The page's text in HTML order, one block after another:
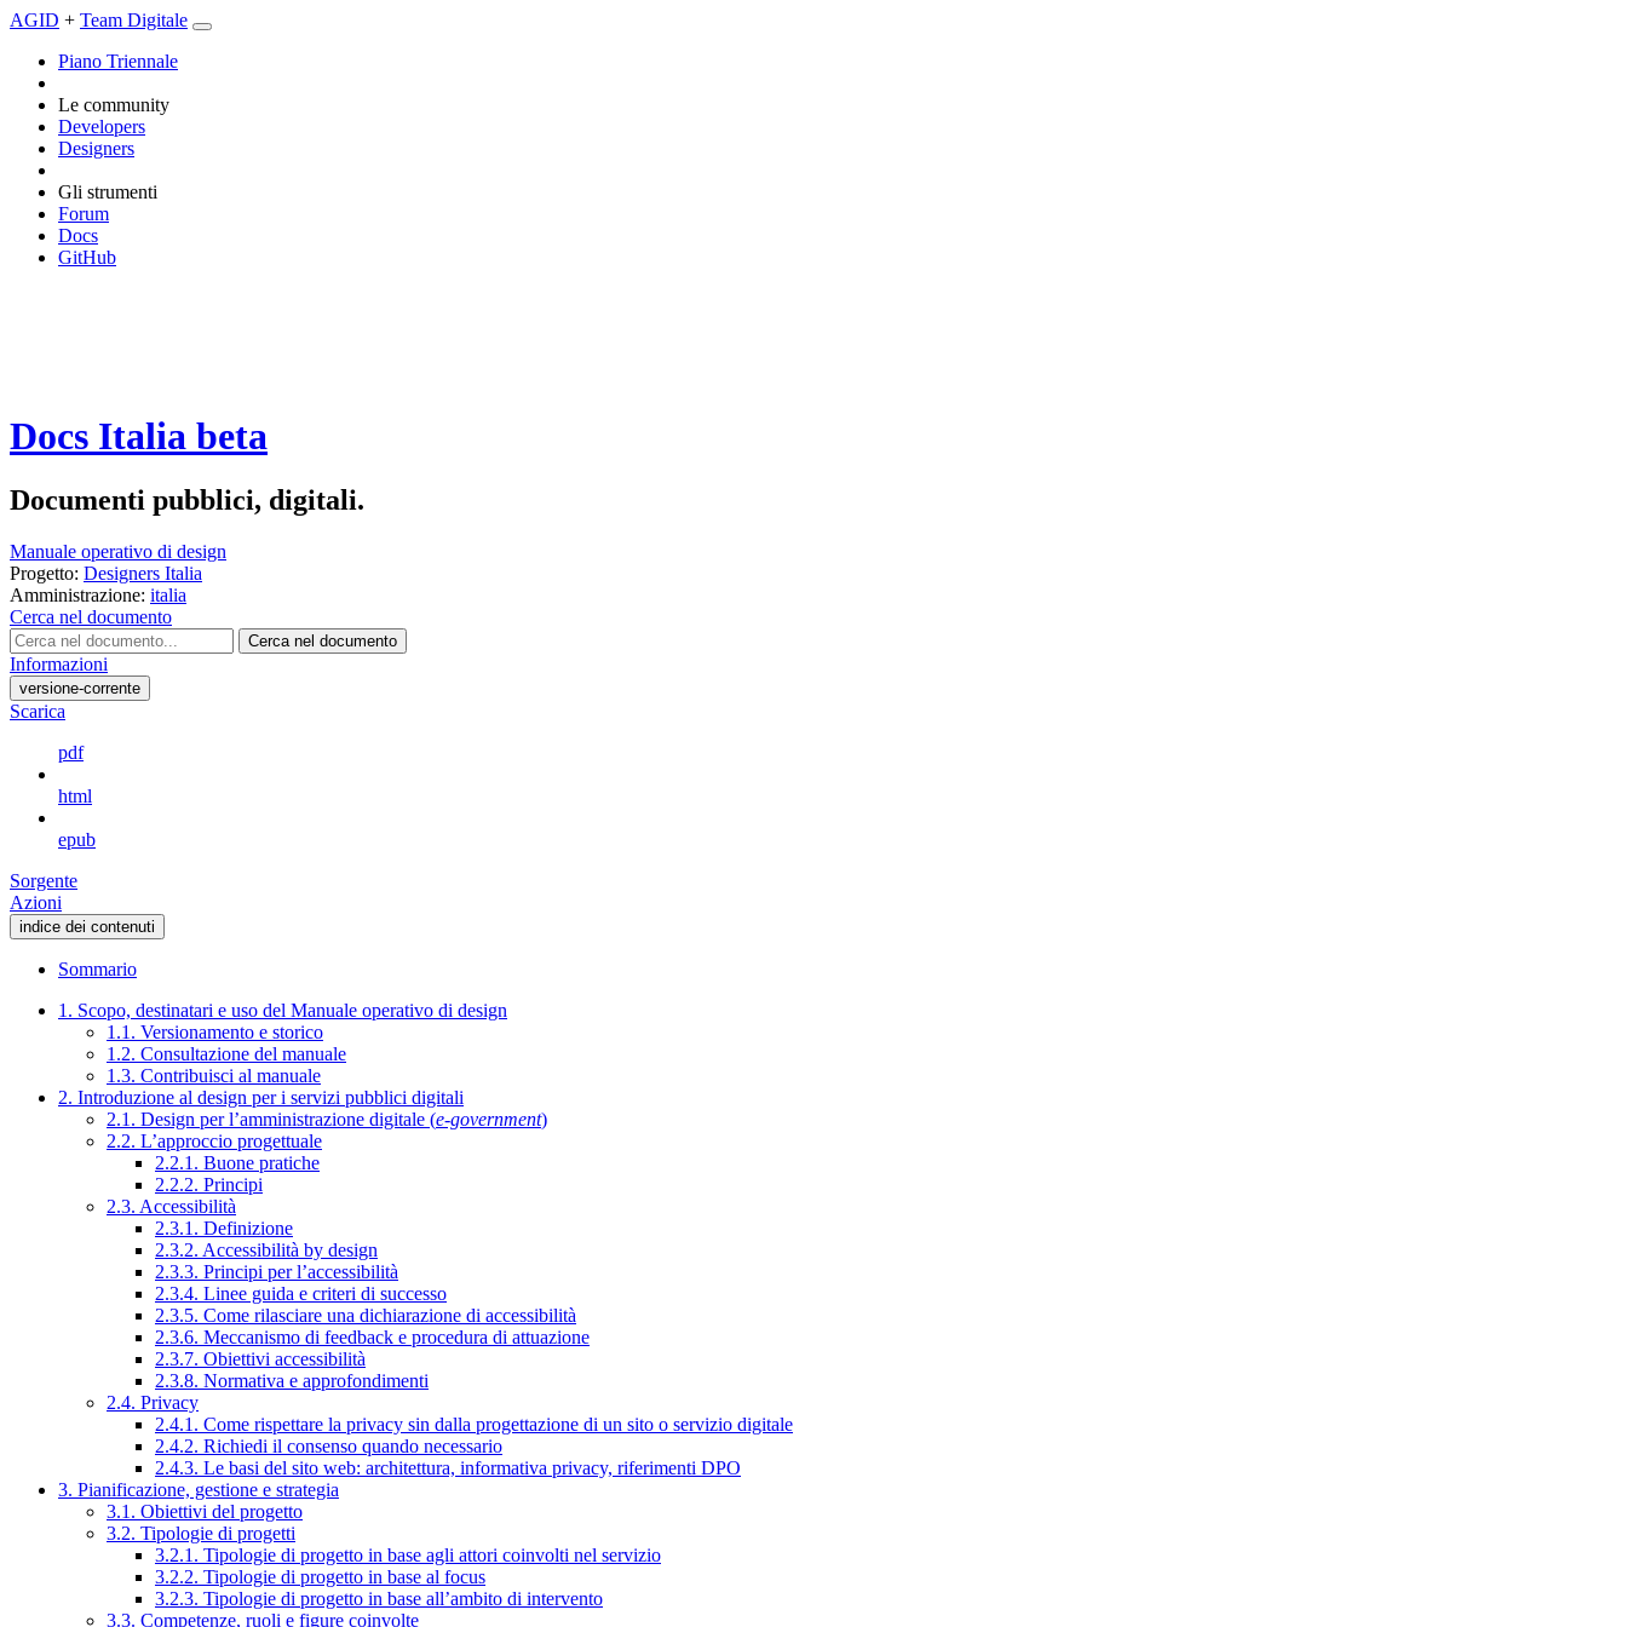
AGID + Team Digitale
Piano Triennale
Le community
Developers
Designers
Gli strumenti
Forum
Docs
GitHub
Docs Italia beta
Documenti pubblici, digitali.
Manuale operativo di design
Progetto: Designers Italia
Amministrazione: italia
Cerca nel documento
Cerca nel documento
Informazioni
versione-corrente
Scarica
pdf
html
epub
Sorgente
Azioni
indice dei contenuti
Sommario
1. Scopo, destinatari e uso del Manuale operativo di design
1.1. Versionamento e storico
1.2. Consultazione del manuale
1.3. Contribuisci al manuale
2. Introduzione al design per i servizi pubblici digitali
2.1. Design per l’amministrazione digitale (e-government)
2.2. L’approccio progettuale
2.2.1. Buone pratiche
2.2.2. Principi
2.3. Accessibilità
2.3.1. Definizione
2.3.2. Accessibilità by design
2.3.3. Principi per l’accessibilità
2.3.4. Linee guida e criteri di successo
2.3.5. Come rilasciare una dichiarazione di accessibilità
2.3.6. Meccanismo di feedback e procedura di attuazione
2.3.7. Obiettivi accessibilità
2.3.8. Normativa e approfondimenti
2.4. Privacy
2.4.1. Come rispettare la privacy sin dalla progettazione di un sito o servizio digitale
2.4.2. Richiedi il consenso quando necessario
2.4.3. Le basi del sito web: architettura, informativa privacy, riferimenti DPO
3. Pianificazione, gestione e strategia
3.1. Obiettivi del progetto
3.2. Tipologie di progetti
3.2.1. Tipologie di progetto in base agli attori coinvolti nel servizio
3.2.2. Tipologie di progetto in base al focus
3.2.3. Tipologie di progetto in base all’ambito di intervento
3.3. Competenze, ruoli e figure coinvolte